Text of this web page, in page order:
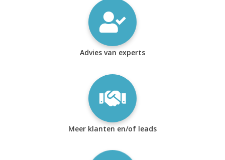
Advies van experts
Meer klanten en/of leads